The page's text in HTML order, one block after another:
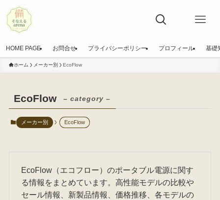
HOME PAGE お問合せ プライバシーポリシー プロフィール 基礎
ホーム メーカー別 EcoFlow
EcoFlow – category –
メーカー別 EcoFlow
EcoFlow（エコフロー）のポータブル電源に関す
る情報をまとめています。高性能モデルの比較や
セール情報、新製品情報、価格推移、各モデルの